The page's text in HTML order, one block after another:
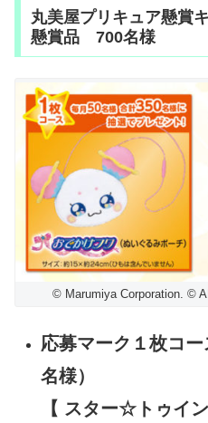
丸美屋プリキュア懸賞
懸賞品 700名様
© Marumiya Corporation. ©
応募マーク１枚コ
名様）
【 スター☆トゥイ